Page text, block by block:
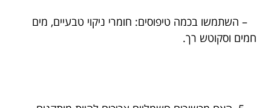
– השתמשו בכמה טיפוסים: חומרי ניקוי טבעיים, מים
חמים וסקוטש רך.